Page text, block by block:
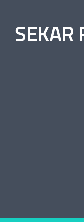
SEKAR